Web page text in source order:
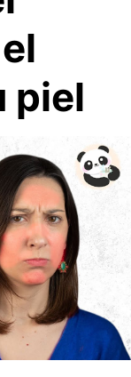
piel